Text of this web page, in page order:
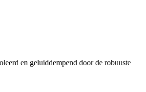
en geluiddempend door de robuuste